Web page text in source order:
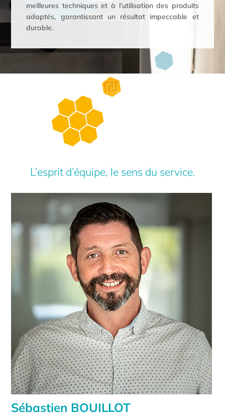
meilleures techniques et à l’utilisation des produits
adaptés, garantissant un résultat impeccable et
durable.
L’esprit d’équipe, le sens du service.
Sébastien BOUILLOT